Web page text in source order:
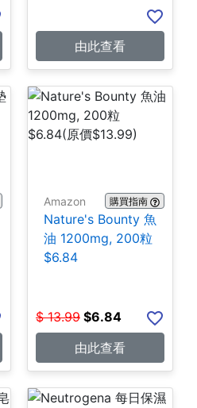
由此查看
Amazon 購買指南
Nature's Bounty 魚
油 1200mg, 200粒
$6.84
$ 13.99 $6.84
由此查看